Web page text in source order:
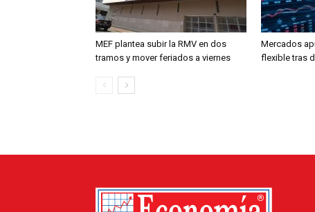
MEF plantea subir la RMV en dos
tramos y mover feriados a viernes
Mercados
flexible tras